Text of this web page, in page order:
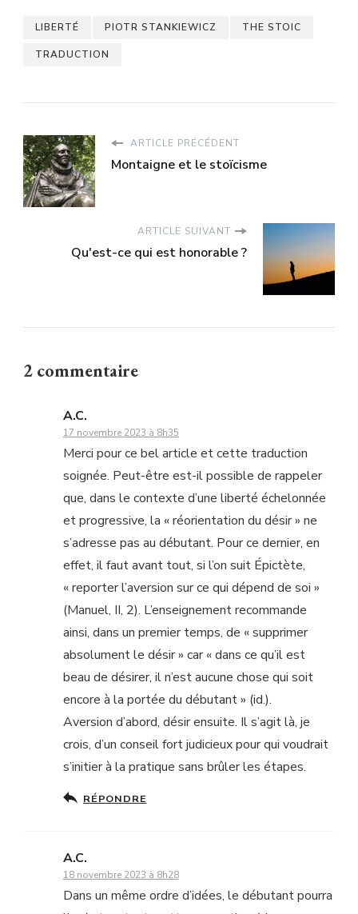
LIBERTÉ PIOTR STANKIEWICZ THE STOIC
TRADUCTION
ARTICLE PRÉCÉDENT
Montaigne et le stoïcisme
ARTICLE SUIVANT
Qu'est-ce qui est honorable ?
2 commentaire
A.C.
17 novembre 2023 à 8h35
Merci pour ce bel article et cette traduction
soignée. Peut-être est-il possible de rappeler
que, dans le contexte d’une liberté échelonnée
et progressive, la « réorientation du désir » ne
s’adresse pas au débutant. Pour ce dernier, en
effet, il faut avant tout, si l’on suit Épictète,
« reporter l’aversion sur ce qui dépend de soi »
(Manuel, II, 2). L’enseignement recommande
ainsi, dans un premier temps, de « supprimer
absolument le désir » car « dans ce qu’il est
beau de désirer, il n’est aucune chose qui soit
encore à la portée du débutant » (id.).
Aversion d’abord, désir ensuite. Il s’agit là, je
crois, d’un conseil fort judicieux pour qui voudrait
s’initier à la pratique sans brûler les étapes.
RÉPONDRE
A.C.
18 novembre 2023 à 8h28
Dans un même ordre d’idées, le débutant pourra